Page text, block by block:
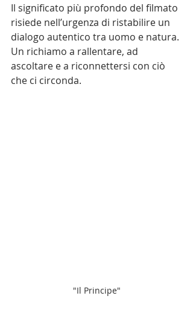
Il significato più profondo del filmato
risiede nell’urgenza di ristabilire un
dialogo autentico tra uomo e natura.
Un richiamo a rallentare, ad
ascoltare e a riconnettersi con ciò
che ci circonda.
"Il Principe"